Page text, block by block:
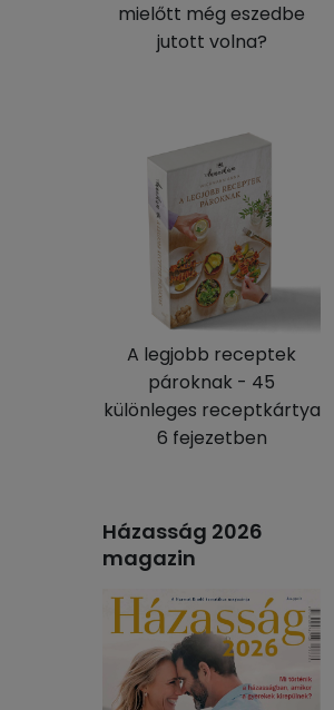
mielőtt még eszedbe
jutott volna?
A legjobb receptek
pároknak - 45
különleges receptkártya
6 fejezetben
Házasság 2026
magazin